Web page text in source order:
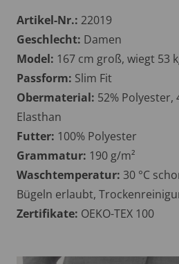
Artikel-Nr.: 22019
Geschlecht: Damen
Model: 167 cm groß, wiegt 53
Passform: Slim Fit
Obermaterial: 52% Polyester,
Elasthan
Futter: 100% Polyester
Grammatur: 190 g/m²
Waschtemperatur: 30 °C
Bügeln erlaubt,
Zertifikate: OEKO-TEX 100